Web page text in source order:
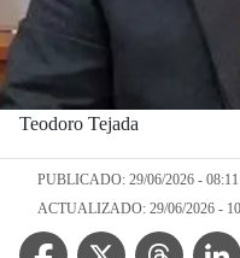
Teodoro Tejada
PUBLICADO: 29/06/2026 -
ACTUALIZADO: 29/06/2026 -
Facebook IconTwitter IconThreads Icon